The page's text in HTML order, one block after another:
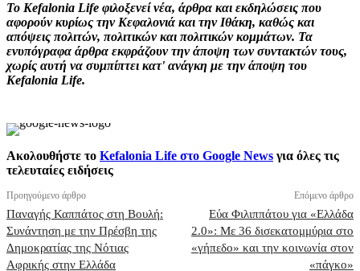
Το Kefalonia Life φιλοξενεί νέα, άρθρα και εκδηλώσεις που
αφορούν κυρίως την Κεφαλονιά και την Ιθάκη, καθώς και
απόψεις πολιτών, πολιτικών και πολιτικών κομμάτων. Τα
ενυπόγραφα άρθρα εκφράζουν την άποψη των συντακτών τους,
χωρίς αυτή να συμπίπτει κατ' ανάγκη με την άποψη του
Kefalonia Life.
Ακολουθήστε το Kefalonia Life στο Google News για όλες τις
τελευταίες ειδήσεις
Προηγούμενο άρθρο
Παναγής Καππάτος στη Βουλή:
Συνάντηση με την Πρέσβη της
Δημοκρατίας της Νότιας
Αφρικής στην Ελλάδα
Επόμενο άρθρο
Εύα Φιλιππάτου για «Ελλάδα
2.0»: Με 36 δισεκατομμύρια στο
«γήπεδο» και την κοινωνία στον
«πάγκο»